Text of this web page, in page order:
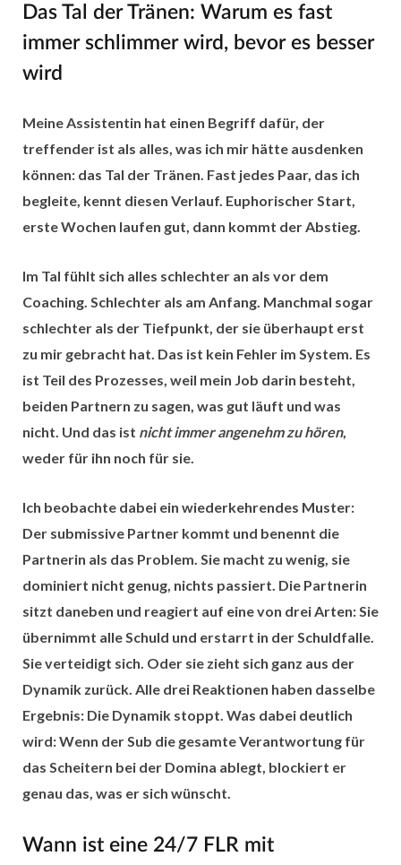
Das Tal der Tränen: Warum es fast
immer schlimmer wird, bevor es besser
wird
Meine Assistentin hat einen Begriff dafür, der
treffender ist als alles, was ich mir hätte ausdenken
können: das Tal der Tränen. Fast jedes Paar, das ich
begleite, kennt diesen Verlauf. Euphorischer Start,
erste Wochen laufen gut, dann kommt der Abstieg.
Im Tal fühlt sich alles schlechter an als vor dem
Coaching. Schlechter als am Anfang. Manchmal sogar
schlechter als der Tiefpunkt, der sie überhaupt erst
zu mir gebracht hat. Das ist kein Fehler im System. Es
ist Teil des Prozesses, weil mein Job darin besteht,
beiden Partnern zu sagen, was gut läuft und was
nicht. Und das ist nicht immer angenehm zu hören,
weder für ihn noch für sie.
Ich beobachte dabei ein wiederkehrendes Muster:
Der submissive Partner kommt und benennt die
Partnerin als das Problem. Sie macht zu wenig, sie
dominiert nicht genug, nichts passiert. Die Partnerin
sitzt daneben und reagiert auf eine von drei Arten: Sie
übernimmt alle Schuld und erstarrt in der Schuldfalle.
Sie verteidigt sich. Oder sie zieht sich ganz aus der
Dynamik zurück. Alle drei Reaktionen haben dasselbe
Ergebnis: Die Dynamik stoppt. Was dabei deutlich
wird:Wenn der Sub die gesamte Verantwortung für
das Scheitern bei der Domina ablegt, blockiert er
genau das, was er sich wünscht.
Wann ist eine 24/7 FLR mit